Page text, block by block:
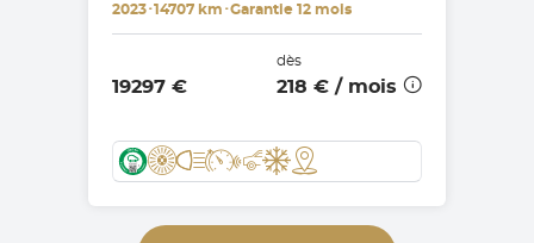
2023･14707 km ･Garantie 12 mois
19297 €
dès
218 € / mois